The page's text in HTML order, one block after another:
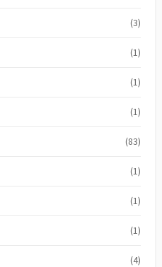
(3)
(1)
(1)
(1)
(83)
(1)
(1)
(1)
(4)